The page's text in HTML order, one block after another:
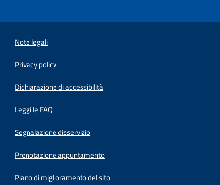
Note legali
Privacy policy
Dichiarazione di accessibilità
Leggi le FAQ
Segnalazione disservizio
Prenotazione appuntamento
Piano di miglioramento del sito